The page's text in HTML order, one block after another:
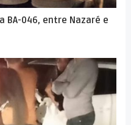
BA-046, entre Nazaré e